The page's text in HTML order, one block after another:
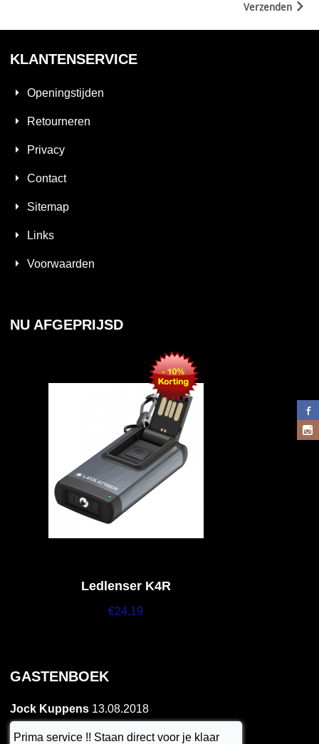
Verzenden
KLANTENSERVICE
Openingstijden
Retourneren
Privacy
Contact
Sitemap
Links
Voorwaarden
NU AFGEPRIJSD
Ledlenser K4R
€24,19
GASTENBOEK
Jock Kuppens 13.08.2018
Prima service !! Staan direct voor je klaar